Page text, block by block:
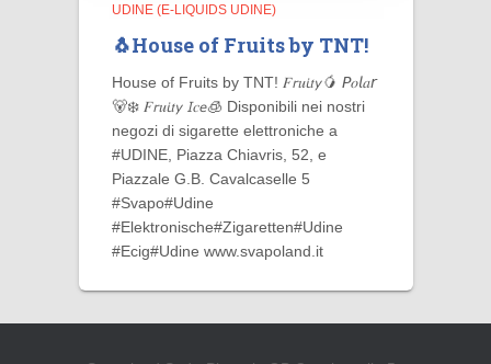
UDINE (E-LIQUIDS UDINE)
🐧House of Fruits by TNT!
House of Fruits by TNT! 𝐹𝘳𝑢𝘪𝑡𝘺🥭 𝘗𝑜𝘭𝑎𝘳
🐻‍❄️ 𝐹𝘳𝑢𝘪𝑡𝘺 𝘐𝑐𝘦🧊 Disponibili nei nostri
negozi di sigarette elettroniche a
#UDINE, Piazza Chiavris, 52, e
Piazzale G.B. Cavalcaselle 5
#Svapo#Udine
#Elektronische#Zigaretten#Udine
#Ecig#Udine www.svapoland.it